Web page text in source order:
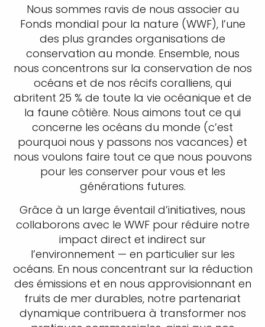
Nous sommes ravis de nous associer au
Fonds mondial pour la nature (WWF), l’une
des plus grandes organisations de
conservation au monde. Ensemble, nous
nous concentrons sur la conservation de nos
océans et de nos récifs coralliens, qui
abritent 25 % de toute la vie océanique et de
la faune côtière. Nous aimons tout ce qui
concerne les océans du monde (c’est
pourquoi nous y passons nos vacances) et
nous voulons faire tout ce que nous pouvons
pour les conserver pour vous et les
générations futures.
Grâce à un large éventail d’initiatives, nous
collaborons avec le WWF pour réduire notre
impact direct et indirect sur
l’environnement — en particulier sur les
océans. En nous concentrant sur la réduction
des émissions et en nous approvisionnant en
fruits de mer durables, notre partenariat
dynamique contribuera à transformer nos